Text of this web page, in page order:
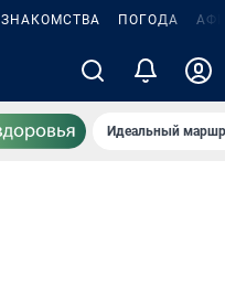
ЗНАКОМСТВА ПОГОДА
Идеальный